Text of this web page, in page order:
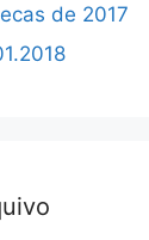
de 2017